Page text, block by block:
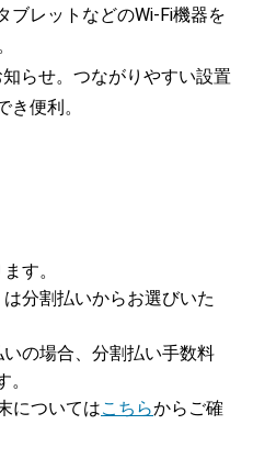
ブレットなどのWi-Fi機器を
知らせ。つながりやすい設置
便利。
す。
分割払いからお選びいた
の場合、分割払い手数料
についてはこちらからご確